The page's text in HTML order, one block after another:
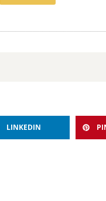
LINKEDIN